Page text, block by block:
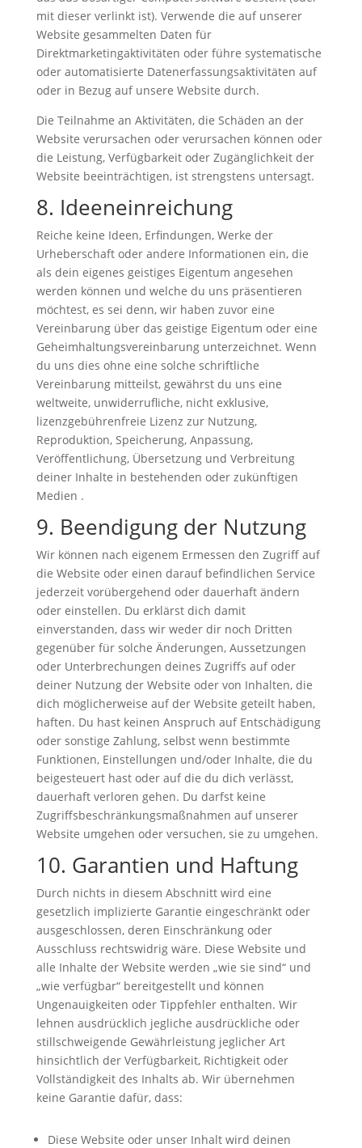
mit dieser verlinkt ist). Verwende die auf unserer
Website gesammelten Daten für
Direktmarketingaktivitäten oder führe systematische
oder automatisierte Datenerfassungsaktivitäten auf
oder in Bezug auf unsere Website durch.
Die Teilnahme an Aktivitäten, die Schäden an der
Website verursachen oder verursachen können oder
die Leistung, Verfügbarkeit oder Zugänglichkeit der
Website beeinträchtigen, ist strengstens untersagt.
8. Ideeneinreichung
Reiche keine Ideen, Erfindungen, Werke der
Urheberschaft oder andere Informationen ein, die
als dein eigenes geistiges Eigentum angesehen
werden können und welche du uns präsentieren
möchtest, es sei denn, wir haben zuvor eine
Vereinbarung über das geistige Eigentum oder eine
Geheimhaltungsvereinbarung unterzeichnet. Wenn
du uns dies ohne eine solche schriftliche
Vereinbarung mitteilst, gewährst du uns eine
weltweite, unwiderrufliche, nicht exklusive,
lizenzgebührenfreie Lizenz zur Nutzung,
Reproduktion, Speicherung, Anpassung,
Veröffentlichung, Übersetzung und Verbreitung
deiner Inhalte in bestehenden oder zukünftigen
Medien .
9. Beendigung der Nutzung
Wir können nach eigenem Ermessen den Zugriff auf
die Website oder einen darauf befindlichen Service
jederzeit vorübergehend oder dauerhaft ändern
oder einstellen. Du erklärst dich damit
einverstanden, dass wir weder dir noch Dritten
gegenüber für solche Änderungen, Aussetzungen
oder Unterbrechungen deines Zugriffs auf oder
deiner Nutzung der Website oder von Inhalten, die
dich möglicherweise auf der Website geteilt haben,
haften. Du hast keinen Anspruch auf Entschädigung
oder sonstige Zahlung, selbst wenn bestimmte
Funktionen, Einstellungen und/oder Inhalte, die du
beigesteuert hast oder auf die du dich verlässt,
dauerhaft verloren gehen. Du darfst keine
Zugriffsbeschränkungsmaßnahmen auf unserer
Website umgehen oder versuchen, sie zu umgehen.
10. Garantien und Haftung
Durch nichts in diesem Abschnitt wird eine
gesetzlich implizierte Garantie eingeschränkt oder
ausgeschlossen, deren Einschränkung oder
Ausschluss rechtswidrig wäre. Diese Website und
alle Inhalte der Website werden „wie sie sind“ und
„wie verfügbar“ bereitgestellt und können
Ungenauigkeiten oder Tippfehler enthalten. Wir
lehnen ausdrücklich jegliche ausdrückliche oder
stillschweigende Gewährleistung jeglicher Art
hinsichtlich der Verfügbarkeit, Richtigkeit oder
Vollständigkeit des Inhalts ab. Wir übernehmen
keine Garantie dafür, dass:
Diese Website oder unser Inhalt wird deinen